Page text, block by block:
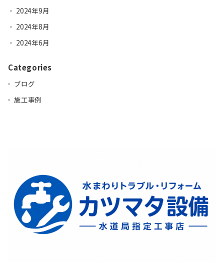
2024年9月
2024年8月
2024年6月
Categories
ブログ
施工事例